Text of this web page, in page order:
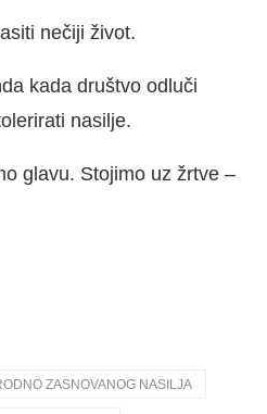
nečiji život.
kada društvo odluči
nasilje.
glavu. Stojimo uz žrtve –
ZASNOVANOG NASILJA